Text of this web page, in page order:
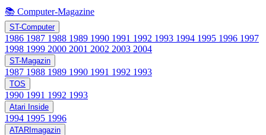
📚 Computer-Magazine
ST-Computer
1986 1987 1988 1989 1990 1991 1992 1993 1994 1995 1996 1997
1998 1999 2000 2001 2002 2003 2004
ST-Magazin
1987 1988 1989 1990 1991 1992 1993
TOS
1990 1991 1992 1993
Atari Inside
1994 1995 1996
ATARImagazin